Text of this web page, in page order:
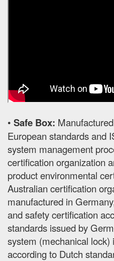
• Safe Box:
European standards and
system management
certification organization
product environmental
Australian certification
manufactured in
and safety certification
standards issued by
system (mechanical lock)
according to Dutch